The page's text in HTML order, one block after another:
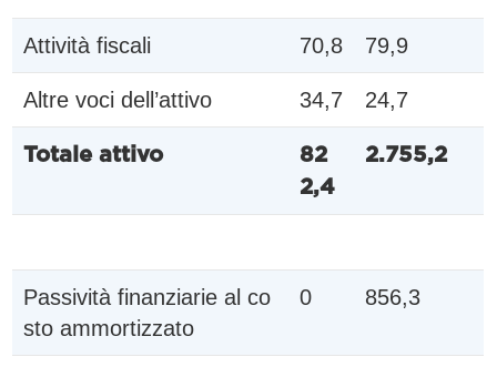
Attività fiscali 70,8 79,9
Altre voci dell’attivo 34,7 24,7
Totale attivo
82
2,4
2.755,2
Passività finanziarie al co
sto ammortizzato
0 856,3